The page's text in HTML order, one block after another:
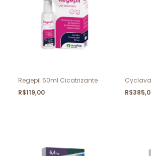
Regepil 50ml Cicatrizante
R$119,00